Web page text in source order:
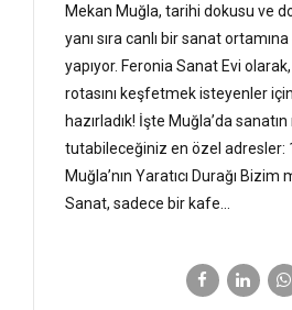
Mekan Muğla, tarihi dokusu ve
yanı sıra canlı bir sanat
yapıyor. Feronia Sanat Evi
rotasını keşfetmek isteyenler
hazırladık! İşte Muğla’da sanatın
tutabileceğiniz en özel adresler:
Muğla’nın Yaratıcı Durağı Bizim
Sanat, sadece bir kafe...